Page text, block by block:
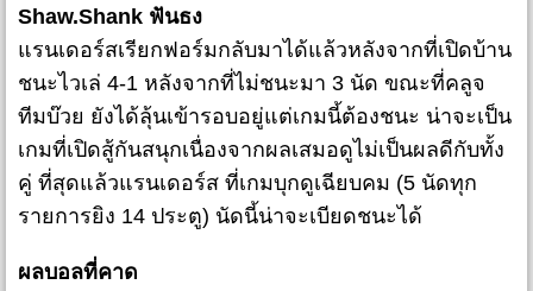
Shaw.Shank ฟันธง
แรนเดอร์สเรียกฟอร์มกลับมาได้แล้วหลังจากที่เปิดบ้าน
ชนะไวเล่ 4-1 หลังจากที่ไม่ชนะมา 3 นัด ขณะที่คลูจ
ทีมบ๊วย ยังได้ลุ้นเข้ารอบอยู่แต่เกมนี้ต้องชนะ น่าจะเป็น
เกมที่เปิดสู้กันสนุกเนื่องจากผลเสมอดูไม่เป็นผลดีกับทั้ง
คู่ ที่สุดแล้วแรนเดอร์ส ที่เกมบุกดูเฉียบคม (5 นัดทุก
รายการยิง 14 ประตู) นัดนี้น่าจะเบียดชนะได้
ผลบอลที่คาด